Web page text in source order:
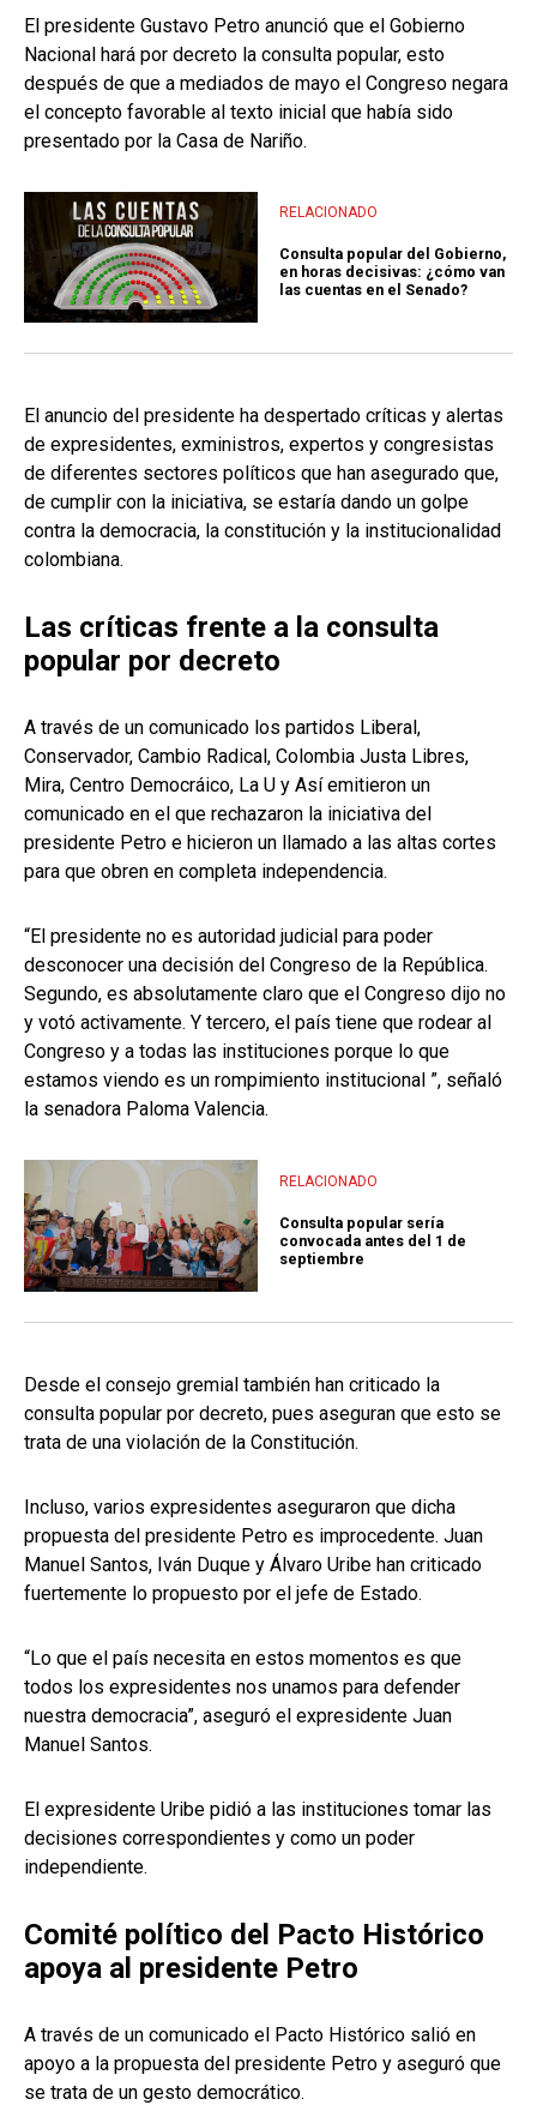
El presidente Gustavo Petro anunció que el Gobierno
Nacional hará por decreto la consulta popular, esto
después de que a mediados de mayo el Congreso negara
el concepto favorable al texto inicial que había sido
presentado por la Casa de Nariño.
RELACIONADO
Consulta popular del Gobierno,
en horas decisivas: ¿cómo van
las cuentas en el Senado?
El anuncio del presidente ha despertado críticas y alertas
de expresidentes, exministros, expertos y congresistas
de diferentes sectores políticos que han asegurado que,
de cumplir con la iniciativa, se estaría dando un golpe
contra la democracia, la constitución y la institucionalidad
colombiana.
Las críticas frente a la consulta
popular por decreto
A través de un comunicado los partidos Liberal,
Conservador, Cambio Radical, Colombia Justa Libres,
Mira, Centro Democráico, La U y Así emitieron un
comunicado en el que rechazaron la iniciativa del
presidente Petro e hicieron un llamado a las altas cortes
para que obren en completa independencia.
“El presidente no es autoridad judicial para poder
desconocer una decisión del Congreso de la República.
Segundo, es absolutamente claro que el Congreso dijo no
y votó activamente. Y tercero, el país tiene que rodear al
Congreso y a todas las instituciones porque lo que
estamos viendo es un rompimiento institucional ”, señaló
la senadora Paloma Valencia.
RELACIONADO
Consulta popular sería
convocada antes del 1 de
septiembre
Desde el consejo gremial también han criticado la
consulta popular por decreto, pues aseguran que esto se
trata de una violación de la Constitución.
Incluso, varios expresidentes aseguraron que dicha
propuesta del presidente Petro es improcedente. Juan
Manuel Santos, Iván Duque y Álvaro Uribe han criticado
fuertemente lo propuesto por el jefe de Estado.
“Lo que el país necesita en estos momentos es que
todos los expresidentes nos unamos para defender
nuestra democracia”, aseguró el expresidente Juan
Manuel Santos.
El expresidente Uribe pidió a las instituciones tomar las
decisiones correspondientes y como un poder
independiente.
Comité político del Pacto Histórico
apoya al presidente Petro
A través de un comunicado el Pacto Histórico salió en
apoyo a la propuesta del presidente Petro y aseguró que
se trata de un gesto democrático.